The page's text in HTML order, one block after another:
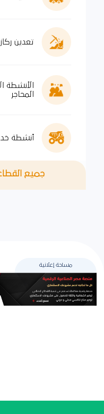
تعدين
الأنشطة
المحاجر
أنشطة
جميع
مساحة إعلانية